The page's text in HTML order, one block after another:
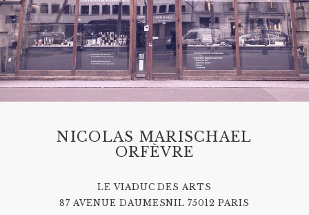
NICOLAS MARISCHAEL
ORFÈVRE
LE VIADUC DES ARTS
87 AVENUE DAUMESNIL 75012 PARIS